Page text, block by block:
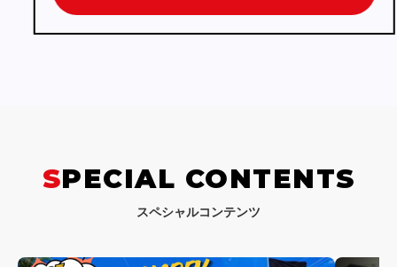
SPECIAL CONTENTS
スペシャルコンテンツ